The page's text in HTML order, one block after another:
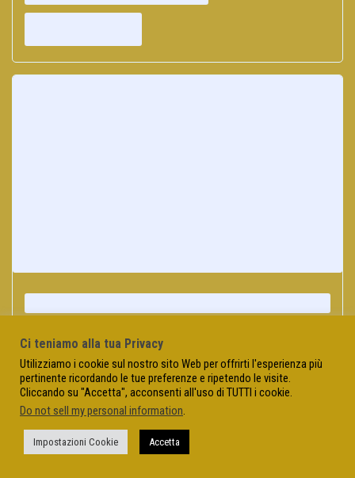
Ci teniamo alla tua Privacy
Utilizziamo i cookie sul nostro sito Web per offrirti l'esperienza più
pertinente ricordando le tue preferenze e ripetendo le visite.
Cliccando su "Accetta", acconsenti all'uso di TUTTI i cookie.
Do not sell my personal information.
Impostazioni Cookie Accetta